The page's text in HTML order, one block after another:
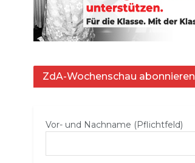
ZdA-Wochenschau abonnieren
Vor- und Nachname (Pflichtfeld)